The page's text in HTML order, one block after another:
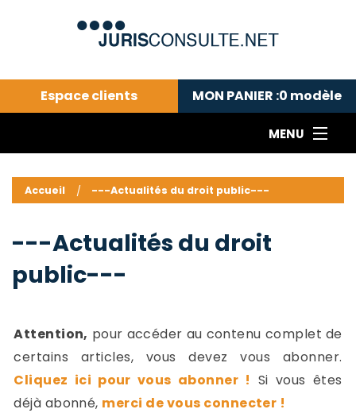
Espace clients MON PANIER :0 modèle
MENU
---Actualités du droit public---
Droit pénal---
Droit privé ---
Abonnement aux actualités
Accueil ---Actualités du droit public---
---Actualités du droit
public---
Attention, pour accéder au contenu complet de
certains articles, vous devez vous abonner.
Cliquez ici pour vous abonner ! Si vous êtes
déjà abonné, merci de vous connecter !